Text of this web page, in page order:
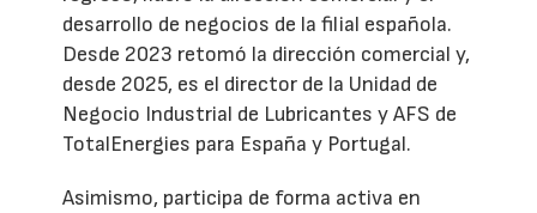
desarrollo de negocios de la filial española.
Desde 2023 retomó la dirección comercial y,
desde 2025, es el director de la Unidad de
Negocio Industrial de Lubricantes y AFS de
TotalEnergies para España y Portugal.
Asimismo, participa de forma activa en